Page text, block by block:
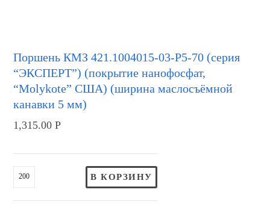
Поршень КМЗ 421.1004015-03-Р5-70 (серия
“ЭКСПЕРТ”) (покрытие нанофосфат,
“Molykote” США) (ширина маслосъёмной
канавки 5 мм)
1,315.00Р
В КОРЗИНУ